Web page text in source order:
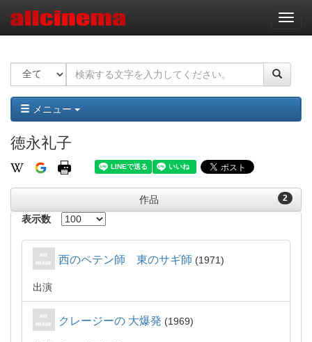
ナ
ビ
ー
ョ
ン
メニュー
徳永礼子
2
作品
表示数
西のペテン師 東のサギ師 1971
出演
クレージーの 大爆発 1969